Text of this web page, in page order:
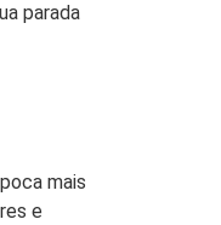
parada
mais
e